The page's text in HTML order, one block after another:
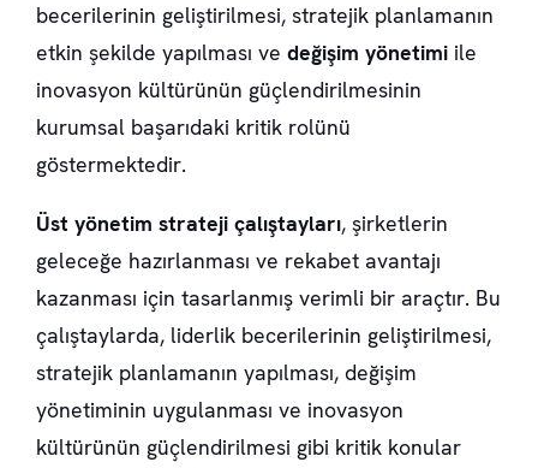
becerilerinin geliştirilmesi, stratejik planlamanın
etkin şekilde yapılması ve değişim yönetimi ile
inovasyon kültürünün güçlendirilmesinin
kurumsal başarıdaki kritik rolünü
göstermektedir.
Üst yönetim strateji çalıştayları, şirketlerin
geleceğe hazırlanması ve rekabet avantajı
kazanması için tasarlanmış verimli bir araçtır. Bu
çalıştaylarda, liderlik becerilerinin geliştirilmesi,
stratejik planlamanın yapılması, değişim
yönetiminin uygulanması ve inovasyon
kültürünün güçlendirilmesi gibi kritik konular